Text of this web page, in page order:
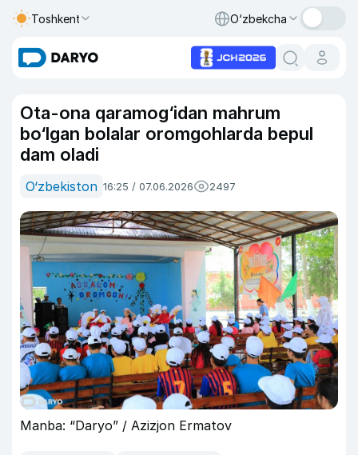
Toshkent O‘zbekcha
Ota-ona qaramog‘idan mahrum
bo‘lgan bolalar oromgohlarda bepul
dam oladi
O‘zbekiston 16:25 / 07.06.2026 2497
Manba: “Daryo” / Azizjon Ermatov